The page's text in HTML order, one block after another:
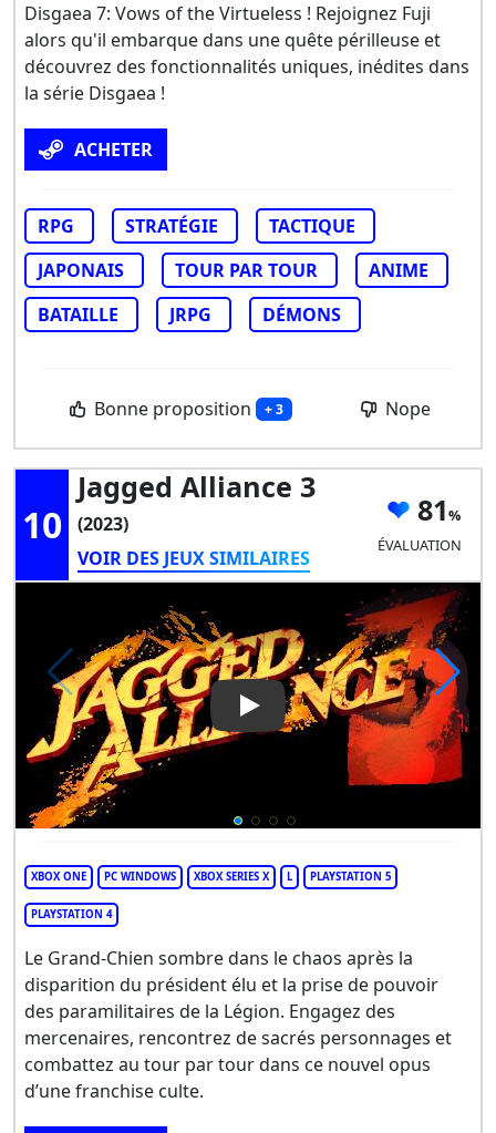
Disgaea 7: Vows of the Virtueless ! Rejoignez Fuji
alors qu'il embarque dans une quête périlleuse et
découvrez des fonctionnalités uniques, inédites dans
la série Disgaea !
ACHETER
RPG STRATÉGIE
TACTIQUE
JAPONAIS
TOUR PAR TOUR
ANIME
BATAILLE
JRPG DÉMONS
Bonne proposition + 3 Nope
10
Jagged Alliance 3
(2023)
VOIR DES JEUX SIMILAIRES
81
ÉVALUATION
Play Video: Jagged Alliance 3
XBOX ONE PC WINDOWS XBOX SERIES X L PLAYSTATION 5
PLAYSTATION 4
Le Grand-Chien sombre dans le chaos après la
disparition du président élu et la prise de pouvoir
des paramilitaires de la Légion. Engagez des
mercenaires, rencontrez de sacrés personnages et
combattez au tour par tour dans ce nouvel opus
d’une franchise culte.